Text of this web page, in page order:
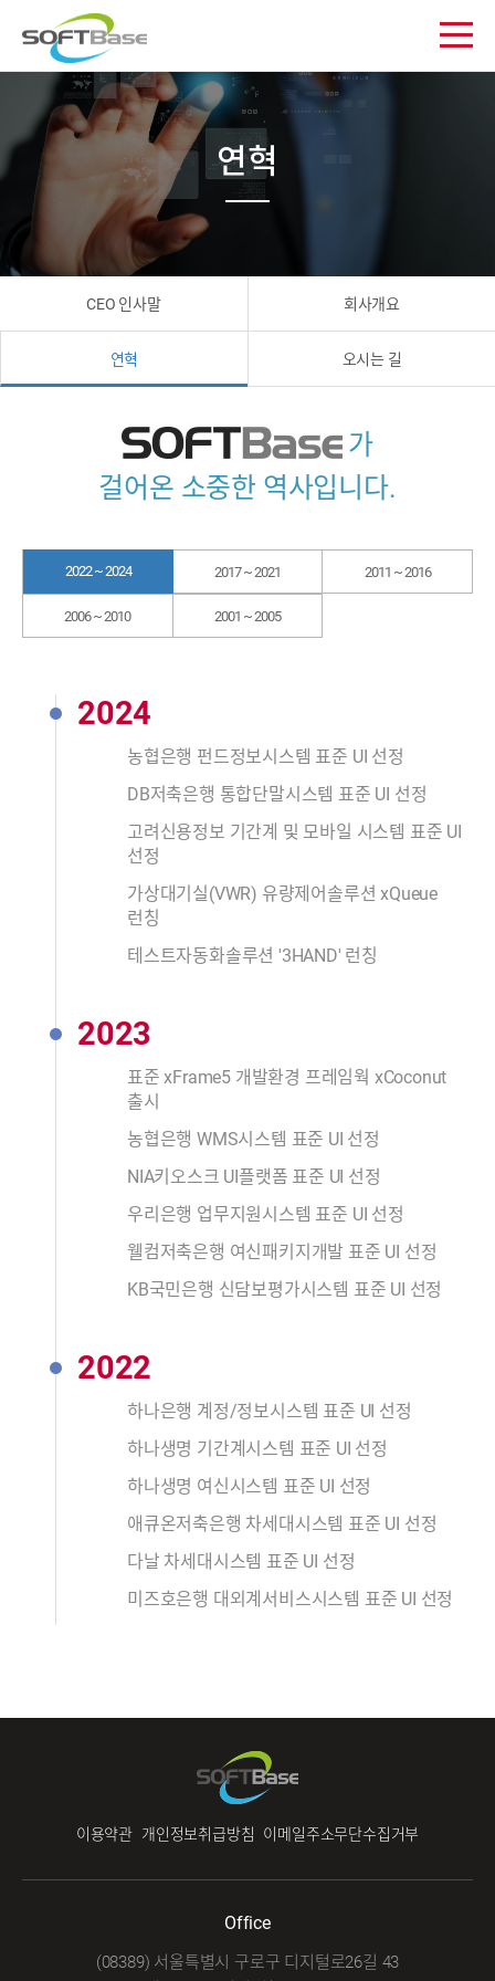
CEO 인사말 회사개요
연혁 오시는 길
연혁
가
걸어온 소중한 역사입니다.
2022 ~ 2024 2017 ~ 2021 2011 ~ 2016
2006 ~ 2010 2001 ~ 2005
2024
농협은행 펀드정보시스템 표준 UI 선정
DB저축은행 통합단말시스템 표준 UI 선정
고려신용정보 기간계 및 모바일 시스템 표준 UI
선정
가상대기실(VWR) 유량제어솔루션 xQueue
런칭
테스트자동화솔루션 '3HAND' 런칭
2023
표준 xFrame5 개발환경 프레임웍 xCoconut
출시
농협은행 WMS시스템 표준 UI 선정
NIA키오스크 UI플랫폼 표준 UI 선정
우리은행 업무지원시스템 표준 UI 선정
웰컴저축은행 여신패키지개발 표준 UI 선정
KB국민은행 신담보평가시스템 표준 UI 선정
2022
하나은행 계정/정보시스템 표준 UI 선정
하나생명 기간계시스템 표준 UI 선정
하나생명 여신시스템 표준 UI 선정
애큐온저축은행 차세대시스템 표준 UI 선정
다날 차세대시스템 표준 UI 선정
미즈호은행 대외계서비스시스템 표준 UI 선정
이용약관 개인정보취급방침 이메일주소무단수집거부
Office
(08389) 서울특별시 구로구 디지털로26길 43